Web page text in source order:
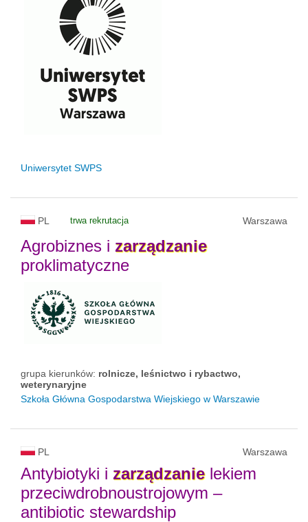
Uniwersytet SWPS
PL trwa rekrutacja Warszawa
Agrobiznes i zarządzanie
proklimatyczne
grupa kierunków: rolnicze, leśnictwo i rybactwo,
weterynaryjne
Szkoła Główna Gospodarstwa Wiejskiego w Warszawie
PL Warszawa
Antybiotyki i zarządzanielekiem
przeciwdrobnoustrojowym –
antibiotic stewardship